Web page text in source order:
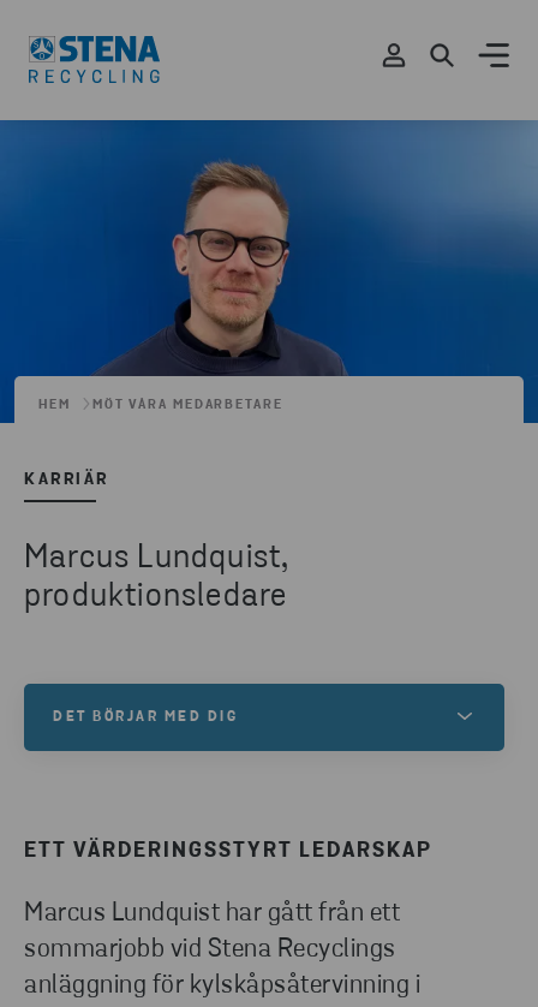
HEM MÖT VÅRA MEDARBETARE
KARRIÄR
Marcus Lundquist,
produktionsledare
ETT VÄRDERINGSSTYRT LEDARSKAP
Marcus Lundquist har gått från ett
sommarjobb vid Stena Recyclings
anläggning för kylskåpsåtervinning i
DET BÖRJAR MED DIG
nyfiken, modig och engagerad. Välkommen till oss!
LEDIGA TJÄNSTER